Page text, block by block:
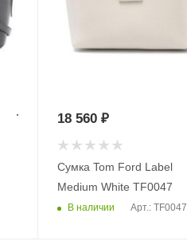
Сумка Tom Ford Label
Medium White TF0047
В наличии Арт.: TF0047
18 560₽